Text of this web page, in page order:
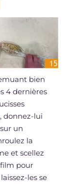
bien
4 dernières
donnez-lui
un
la
et scellez
pour
les se